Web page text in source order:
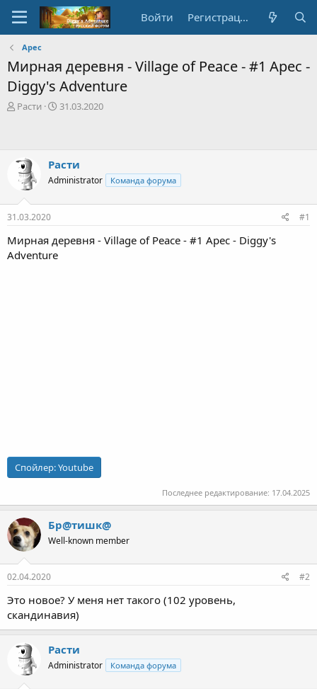
Войти Регистрация
Арес
Мирная деревня - Village of Peace - #1 Арес -
Diggy's Adventure
А
т
е
м
ы
Расти
Д
о
з
а
я
31.03.2020
Расти
Administrator Команда форума
31.03.2020 #1
Мирная деревня - Village of Peace - #1 Арес - Diggy's
Adventure
Спойлер:Youtube
Последнее редактирование: 17.04.2025
Бр@тишк@
Well-known member
02.04.2020 #2
Это новое? У меня нет такого (102 уровень,
скандинавия)
Расти
Administrator Команда форума